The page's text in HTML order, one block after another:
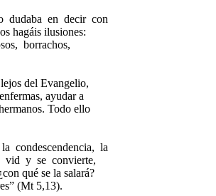
dudaba en decir con
hagáis ilusiones:
borrachos,
del Evangelio,
ayudar a
Todo ello
condescendencia, la
vid y se convierte,
qué se la salará?
” (Mt 5,13).